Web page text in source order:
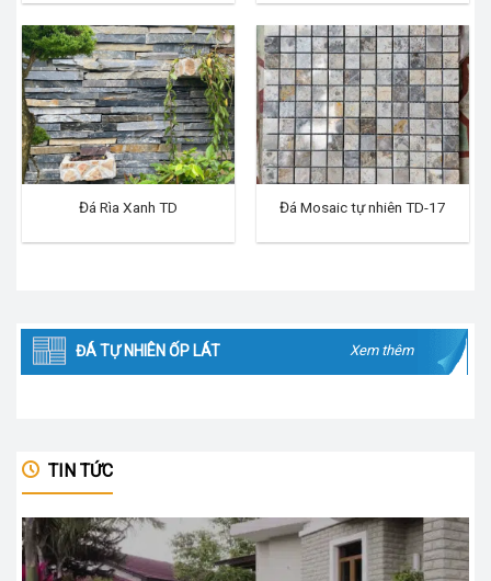
Đá Rìa Xanh TD Đá Mosaic tự nhiên TD-17
ĐÁ TỰ NHIÊN ỐP LÁT Xem thêm
TIN TỨC